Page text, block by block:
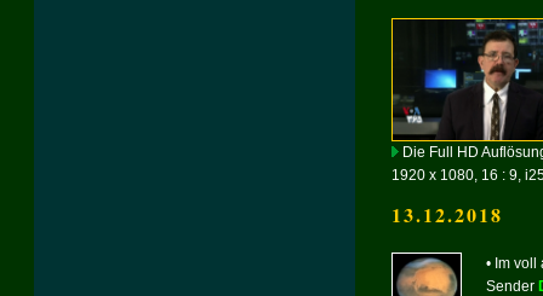
Die Full HD
1920 x 1080, 16 : 9,
13.12.2018
• Im
Sender